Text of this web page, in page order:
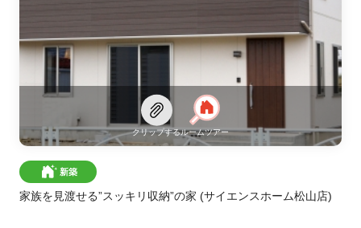
クリップするルームツアー
新築
家族を見渡せる”スッキリ収納”の家 (サイエンスホーム松山店)